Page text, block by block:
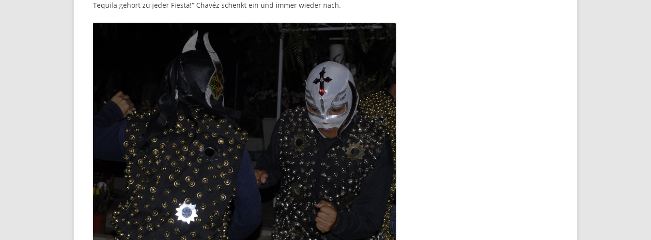
Tequila gehört zu jeder Fiesta!“ Chavéz schenkt ein und immer wieder nach.